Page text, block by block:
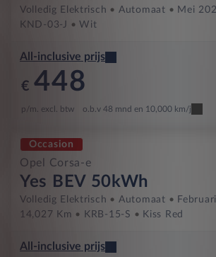
Volledig Elektrisch Automaat Mei
KND-03-J
Wit
All-inclusive prijs
€ 448
p/m. excl. btw o.b.v 48 mnd en 10,000 km/j
Occasion
Opel Corsa-e
Yes BEV 50kWh
Volledig Elektrisch Automaat
14,027 Km
KRB-15-S Kiss Red
All-inclusive prijs